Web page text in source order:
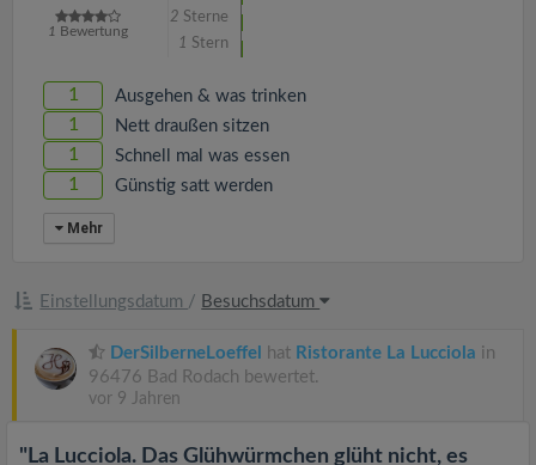
1 Bewertung
2 Sterne
1 Stern
1 Ausgehen & was trinken
1 Nett draußen sitzen
1 Schnell mal was essen
1 Günstig satt werden
Mehr
Einstellungsdatum / Besuchsdatum
DerSilberneLoeffel hat Ristorante La Lucciola in
96476 Bad Rodach bewertet.
vor 9 Jahren
"La Lucciola. Das Glühwürmchen glüht nicht, es